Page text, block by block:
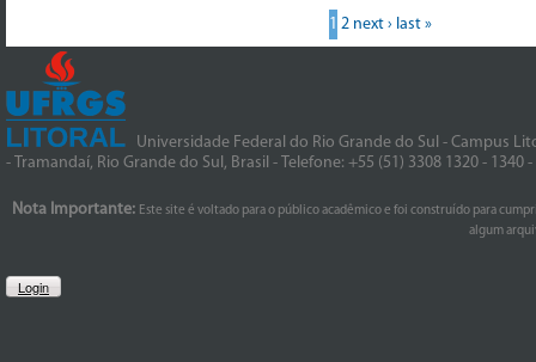
1 2 next › last »
Universidade Federal do Rio Grande do Sul - Campus
- Tramandaí, Rio Grande do Sul, Brasil - Telefone: +55 (51) 3308 1320 - 1340
Nota Importante: Este site é voltado para o público acadêmico e foi construído para
algum
Login